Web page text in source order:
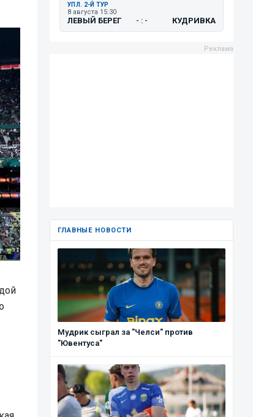
УПЛ. 2-Й ТУР
8 августа 15:30
ЛЕВЫЙ БЕРЕГ - : - КУДРИВКА
ГЛАВНЫЕ НОВОСТИ
Мудрик сыграл за "Челси" против
"Ювентуса"